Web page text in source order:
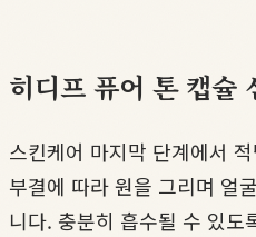
히디프 퓨어 톤 캡슐
스킨케어 마지막 단계에서
부결에 따라 원을 그리며 얼
니다. 충분히 흡수될 수 있도